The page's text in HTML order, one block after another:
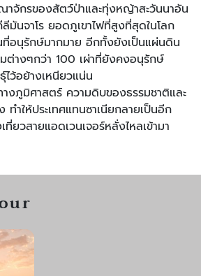
าจักรของสัตว์ป่าและทุ่งหญ้าสะวันนาอัน
นจาโร ยอดภูเขาไฟที่สูงที่สุดในโลก
อนุรักษ์มากมาย อีกทั้งยังเป็นแผ่นดิน
ต่างๆกว่า 100 เผ่าที่ยังคงอนุรักษ์
ว้อย้างเหนียวแน่น
งภูมิศาสตร์ ความดิบของธรรมชาติและ
ำให้ประเทศแทนซาเนียกลายเป็นอีก
ยวสายแอดเวนเจอร์หลั่งไหลเข้ามา